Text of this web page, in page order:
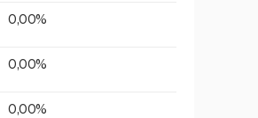
0,00%
0,00%
0,00%